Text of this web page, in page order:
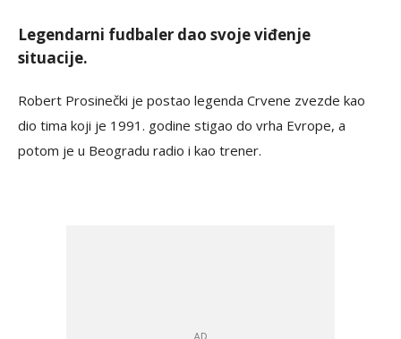
Legendarni fudbaler dao svoje viđenje
situacije.
Robert Prosinečki je postao legenda Crvene zvezde kao
dio tima koji je 1991. godine stigao do vrha Evrope, a
potom je u Beogradu radio i kao trener.